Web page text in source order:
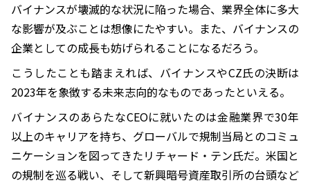
バイナンスが壊滅的な状況に陥った場合、業界全体に多大
な影響が及ぶことは想像にたやすい。また、バイナンスの
企業としての成長も妨げられることになるだろう。
こうしたことも踏まえれば、バイナンスやCZ氏の決断は
2023年を象徴する未来志向的なものであったといえる。
バイナンスのあらたなCEOに就いたのは金融業界で30年
以上のキャリアを持ち、グローバルで規制当局とのコミュ
ニケーションを図ってきたリチャード・テン氏だ。米国と
の規制を巡る戦い、そして新興暗号資産取引所の台頭など